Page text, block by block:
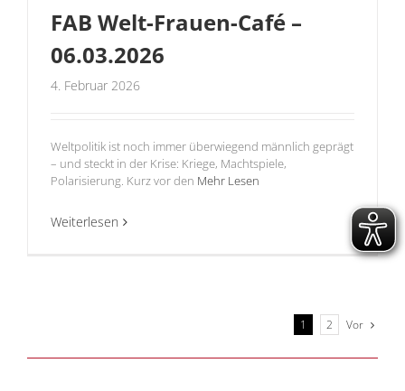
FAB Welt-Frauen-Café –
06.03.2026
4. Februar 2026
Weltpolitik ist noch immer überwiegend männlich geprägt
– und steckt in der Krise: Kriege, Machtspiele,
Polarisierung. Kurz vor den Mehr Lesen
Weiterlesen
1 2 Vor